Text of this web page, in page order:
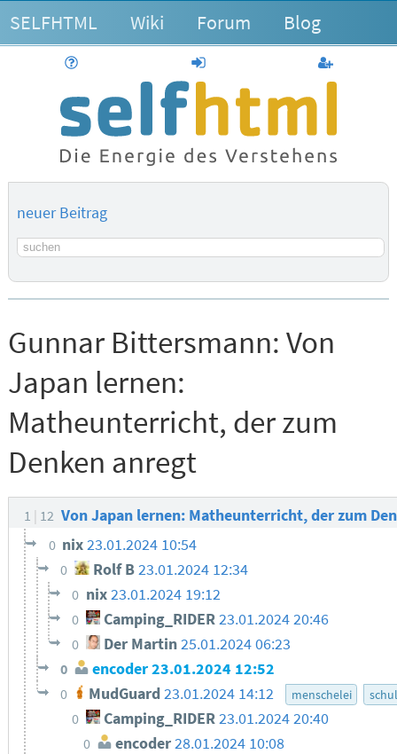
SELFHTML Wiki Forum Blog
anmelden
neuer Beitrag
Suchbegriff
Gunnar Bittersmann: Von
Japan lernen:
Matheunterricht, der zum
Denken anregt
1 12 Von Japan lernen: Matheunterricht, der zum
0 nix23.01.2024 10:54
0 Rolf B23.01.2024 12:34
0 nix23.01.2024 19:12
0 Camping_RIDER23.01.2024 20:46
0 Der Martin25.01.2024 06:23
0 encoder 23.01.2024 12:52
0 MudGuard 23.01.2024 14:12 menschelei
0 Camping_RIDER23.01.2024 20:40
0 encoder28.01.2024 10:08